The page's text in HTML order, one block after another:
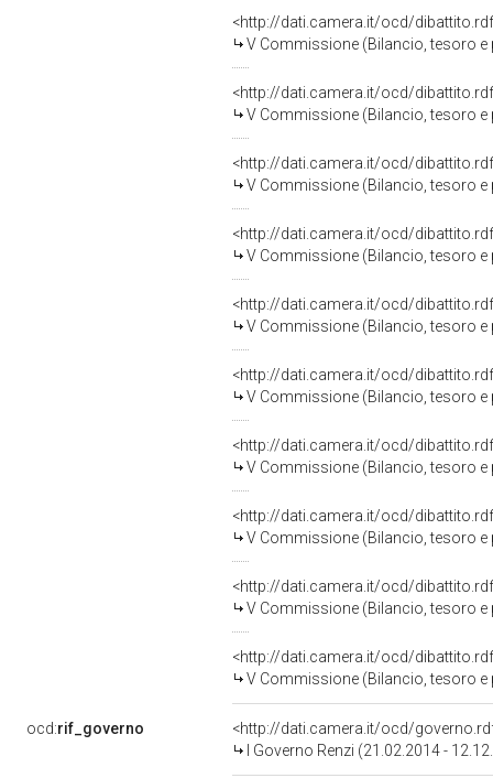
<http://dati.camera.it/ocd/
V Commissione (Bilancio, tesoro
<http://dati.camera.it/ocd/
V Commissione (Bilancio, tesoro
<http://dati.camera.it/ocd/
V Commissione (Bilancio, tesoro
<http://dati.camera.it/ocd/
V Commissione (Bilancio, tesoro
<http://dati.camera.it/ocd/
V Commissione (Bilancio, tesoro
<http://dati.camera.it/ocd/
V Commissione (Bilancio, tesoro
<http://dati.camera.it/ocd/
V Commissione (Bilancio, tesoro
<http://dati.camera.it/ocd/
V Commissione (Bilancio, tesoro
<http://dati.camera.it/ocd/
V Commissione (Bilancio, tesoro
<http://dati.camera.it/ocd/
V Commissione (Bilancio, tesoro
ocd:rif_governo
<http://dati.camera.it/ocd/
I Governo Renzi (21.02.2014 -